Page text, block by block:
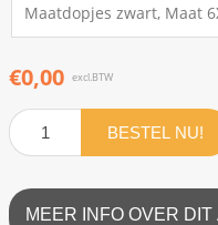
Maatdopjes zwart, Maat
€0,00 excl.BTW
BESTEL NU!
MEER INFO OVER DIT